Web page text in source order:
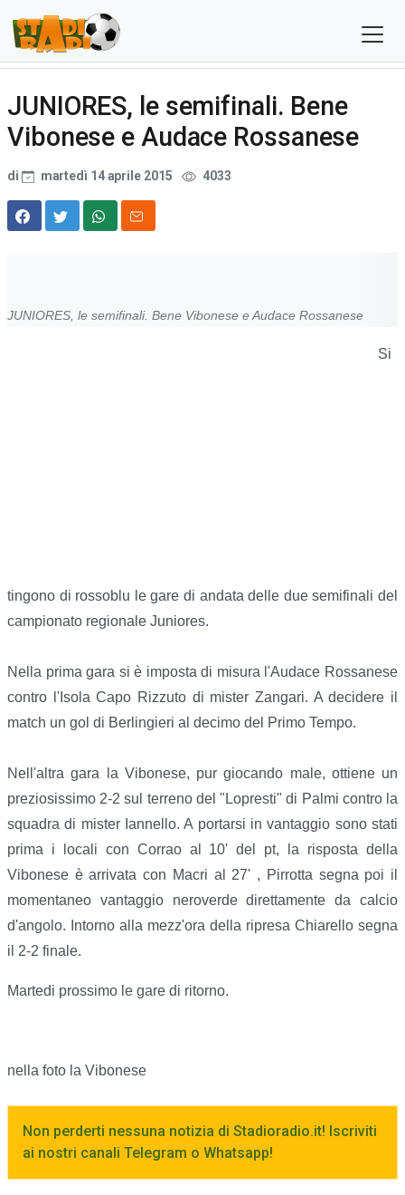
JUNIORES, le semifinali. Bene
Vibonese e Audace Rossanese
di martedì 14 aprile 2015 4033
JUNIORES, le semifinali. Bene Vibonese e Audace Rossanese
Si
tingono di rossoblu le gare di andata delle due semifinali del
campionato regionale Juniores.
Nella prima gara si è imposta di misura l'Audace Rossanese
contro l'Isola Capo Rizzuto di mister Zangari. A decidere il
match un gol di Berlingieri al decimo del Primo Tempo.
Nell'altra gara la Vibonese, pur giocando male, ottiene un
preziosissimo 2-2 sul terreno del "Lopresti" di Palmi contro la
squadra di mister Iannello. A portarsi in vantaggio sono stati
prima i locali con Corrao al 10' del pt, la risposta della
Vibonese è arrivata con Macri al 27' , Pirrotta segna poi il
momentaneo vantaggio neroverde direttamente da calcio
d'angolo. Intorno alla mezz'ora della ripresa Chiarello segna
il 2-2 finale.
Martedi prossimo le gare di ritorno.
nella foto la Vibonese
Non perderti nessuna notizia di Stadioradio.it! Iscriviti
ai nostri canali Telegram o Whatsapp!